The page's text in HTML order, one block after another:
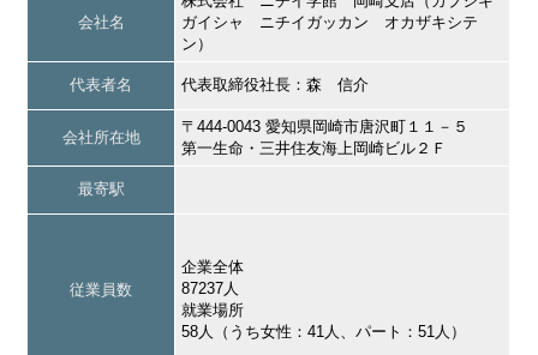
会社名
ガイシャ ニチイガッカン オカザキシテ
ン）
代表者名 代表取締役社長：森 信介
会社所在地
〒444-0043 愛知県岡崎市唐沢町１１－５
第一生命・三井住友海上岡崎ビル２Ｆ
最寄駅
従業員数
企業全体
87237人
就業場所
58人（うち女性：41人、パート：51人）